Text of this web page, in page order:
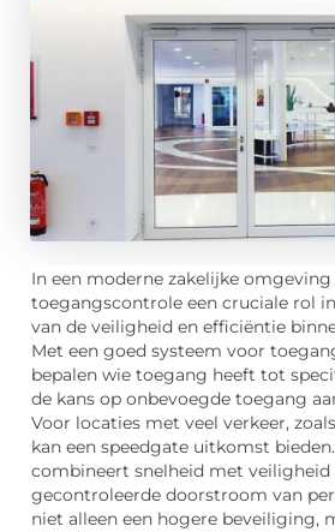
In een moderne zakelijke omgeving
toegangscontrole een cruciale rol
van de veiligheid en efficiëntie
Met een goed systeem voor
bepalen wie toegang heeft tot
de kans op onbevoegde toegang
Voor locaties met veel verkeer,
kan een speedgate uitkomst
combineert snelheid met veiligheid
gecontroleerde doorstroom van
niet alleen een hogere beveiliging,